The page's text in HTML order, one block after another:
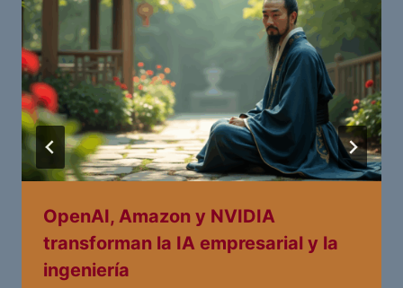
OpenAI, Amazon y NVIDIA
transforman la IA empresarial y la
ingeniería